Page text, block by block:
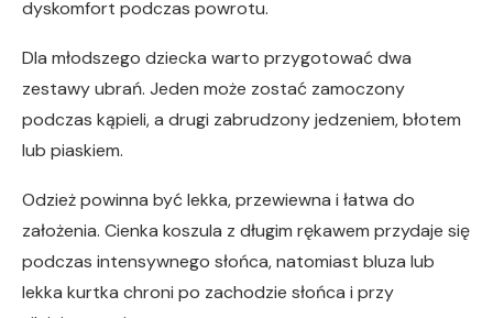
dyskomfort podczas powrotu.
Dla młodszego dziecka warto przygotować dwa
zestawy ubrań. Jeden może zostać zamoczony
podczas kąpieli, a drugi zabrudzony jedzeniem, błotem
lub piaskiem.
Odzież powinna być lekka, przewiewna i łatwa do
założenia. Cienka koszula z długim rękawem przydaje się
podczas intensywnego słońca, natomiast bluza lub
lekka kurtka chroni po zachodzie słońca i przy